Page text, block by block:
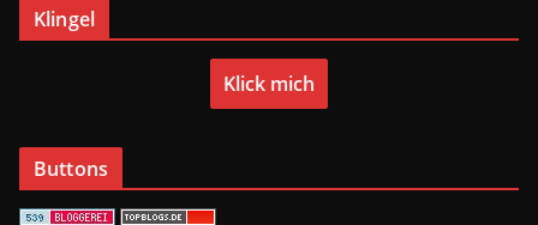
Klingel
Klick mich
Buttons